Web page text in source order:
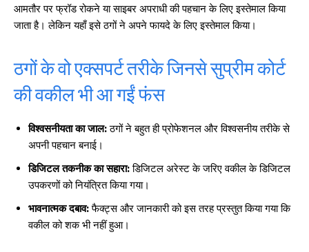
आमतौर पर फ्रॉड रोकने या साइबर अपराधी की पहचान के लिए इस्तेमाल किया
जाता है। लेकिन यहाँ इसे ठगों ने अपने फायदे के लिए इस्तेमाल किया।
ठगों के वो एक्सपर्ट तरीके जिनसे सुप्रीम कोर्ट
की वकील भी आ गईं फंस
विश्वसनीयता का जाल:ठगों ने बहुत ही प्रोफेशनल और विश्वसनीय तरीके से
अपनी पहचान बनाई।
डिजिटल तकनीक का सहारा:डिजिटल अरेस्ट के जरिए वकील के डिजिटल
उपकरणों को नियंत्रित किया गया।
भावनात्मक दबाव:फैक्ट्स और जानकारी को इस तरह प्रस्तुत किया गया कि
वकील को शक भी नहीं हुआ।